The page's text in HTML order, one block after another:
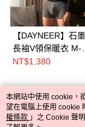
【DAYNEER】石
長袖V領保暖衣 M-
XL(黑)
NT$1,380
熱門標籤
本網站中使用 cookie，
望在電腦上使用 cookie
權條款 」之 Cookie 聲